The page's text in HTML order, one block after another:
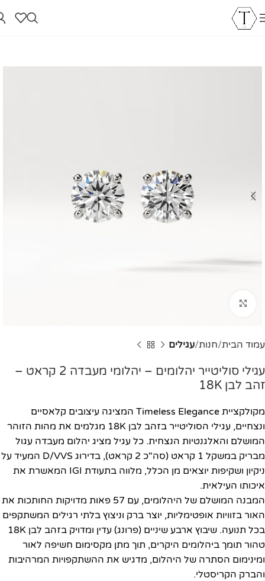
עמוד הבית חנות עגילים
עגילי סוליטייר יהלומים – יהלומי מעבדה 2 קראט –
זהב לבן 18K
מקולקציית Timeless Elegance המציגה עיצובים קלאסיים
ונצחיים, עגילי הסוליטייר בזהב לבן 18K מגלמים את מהות הזוהר
המושלם והאלגנטיות הנצחית. כל עגיל מציג יהלום מעבדה עגול
מבריק במשקל 1 קראט (סה"כ 2 קראט), בדירוג D/VVS המעיד על
ניקיון ושקיפות יוצאים מן הכלל, מלווה בתעודת IGI המאשרת את
איכותו העילאית.
המבנה המושלם של היהלומים, עם 57 פאות מדויקות החותכות את
האור בזוויות אופטימליות, יוצר ברק וניצוץ בלתי רגילים המשתקפים
בכל תנועה. שיבוץ ארבע שיניים (פרונג) עדין ומדויק בזהב לבן 18K
טהור תומך ביהלומים היקרים, תוך מתן מקסימום חשיפה לאור
ומינימום הסתרה של היהלום, מדגיש את ההשתקפויות המרהיבות
והברק הקריסטלי.